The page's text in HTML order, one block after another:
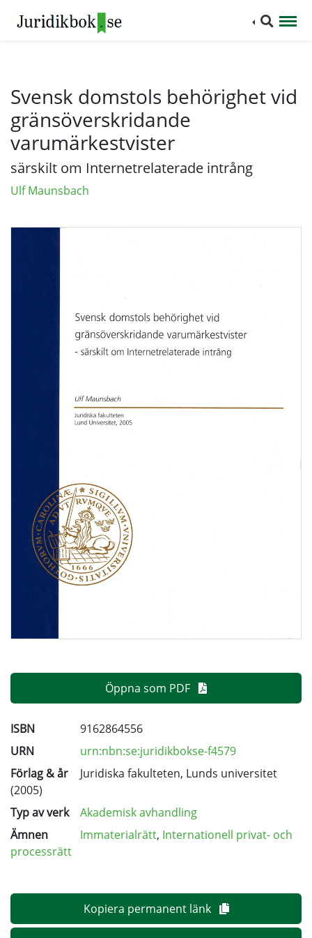
Svensk domstols behörighet vid
gränsöverskridande
varumärkestvister
särskilt om Internetrelaterade intrång
Ulf Maunsbach
Öppna som PDF
ISBN
9162864556
URN
urn:nbn:se:juridikbokse-f4579
Förlag & år
Juridiska fakulteten, Lunds universitet
(2005)
Typ av verk
Akademisk avhandling
Ämnen
Immaterialrätt, Internationell privat- och
processrätt
Kopiera permanent länk